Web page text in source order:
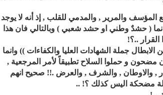
والمرير , والمدمي للقلب , إذ أنه لا يوجد
( حشدٌ وطني او حشد شعبي ) وبالتالي فان هذا
القرار ..؟!
الابطال جملة الشهادات العليا والكفاءات )) وانما
و حملوا السلاح تطبيقاً لأمر المرجعية ,
, والاوطان , والشرف , والعرض .!! صحيح انهم
مضحكة اليس كذلك ؟! ..